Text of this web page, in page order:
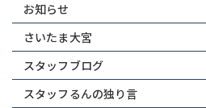
お知らせ
さいたま大宮
スタッフブログ
スタッフるんの独り言